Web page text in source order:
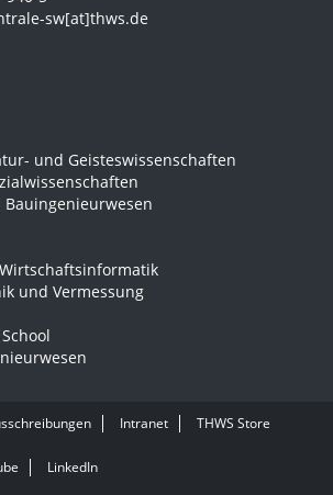
sw[at]thws.de
und Geisteswissenschaften
und Vermessung
Intranet THWS Store
LinkedIn